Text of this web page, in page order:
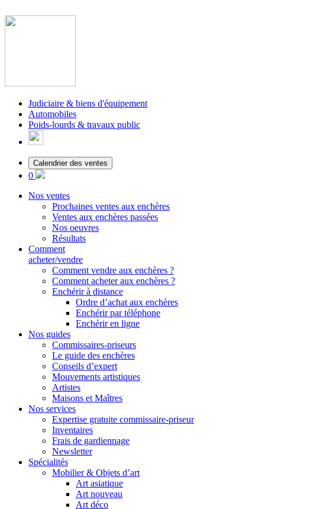
Judiciaire & biens d'équipement
Automobiles
Poids-lourds & travaux public
Calendrier des ventes
0
Nos ventes
Prochaines ventes aux enchères
Ventes aux enchères passées
Nos oeuvres
Résultats
Comment
acheter/vendre
Comment vendre aux enchères ?
Comment acheter aux enchères ?
Enchérir à distance
Ordre d’achat aux enchères
Enchérir par téléphone
Enchérir en ligne
Nos guides
Commissaires-priseurs
Le guide des enchères
Conseils d’expert
Mouvements artistiques
Artistes
Maisons et Maîtres
Nos services
Expertise gratuite commissaire-priseur
Inventaires
Frais de gardiennage
Newsletter
Spécialités
Mobilier & Objets d’art
Art asiatique
Art nouveau
Art déco